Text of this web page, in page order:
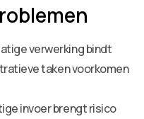
verwerking bindt
taken voorkomen
invoer brengt risico